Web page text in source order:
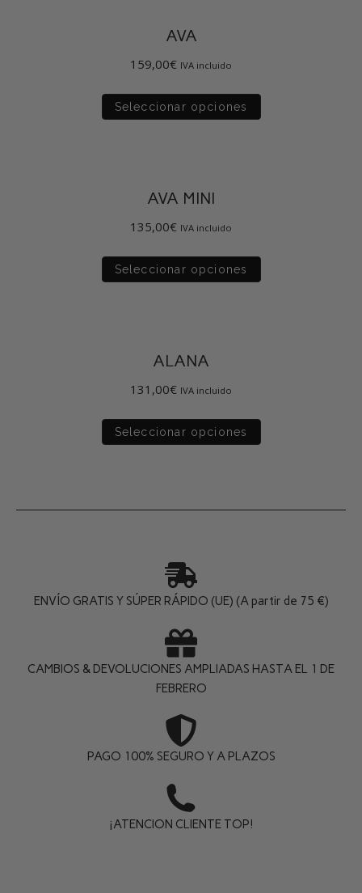
AVA
159,00€ IVA incluido
Seleccionar opciones
AVA MINI
135,00€ IVA incluido
Seleccionar opciones
ALANA
131,00€ IVA incluido
Seleccionar opciones
ENVÍO GRATIS Y SÚPER RÁPIDO (UE) (A partir de 75 €)
CAMBIOS & DEVOLUCIONES AMPLIADAS HASTA EL 1 DE
FEBRERO
PAGO 100% SEGURO Y A PLAZOS
¡ATENCION CLIENTE TOP!